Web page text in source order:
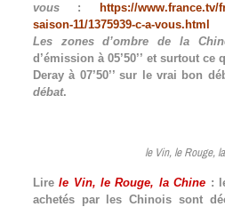
vous:
https://www.france.tv/
saison-11/1375939-c-a-vous.html
Les zones d’ombre de la
d’émission à 05’50’’ et surtout
Deray à 07’50’’ sur le vrai bon
débat.
le Vin, le Rouge,
Lirele Vin, le Rouge, la Chine :
achetés par les Chinois sont